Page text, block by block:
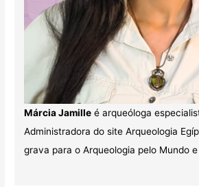
Márcia Jamilleé arqueóloga
Administradora do site Arqueologia
grava para o Arqueologia pelo Mundo